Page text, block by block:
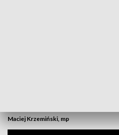
Maciej Krzemiński, mp